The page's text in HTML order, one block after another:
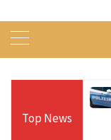
Top News
ore sulle Alpi:
Cervino e